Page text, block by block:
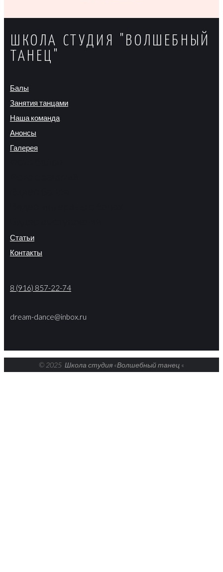
ШКОЛА СТУДИЯ "ВОЛШЕБНЫЙ
ТАНЕЦ"
Балы
Занятия танцами
Наша команда
Анонсы
Галерея
Статьи
Контакты
8 (916) 857-22-74
dream-dance@inbox.ru
© 2025 Школа студия «Волшебный танец «